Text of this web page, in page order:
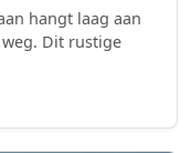
hangt laag aan
Dit rustige